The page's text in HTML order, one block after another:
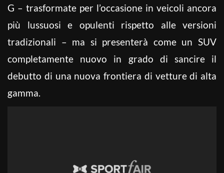
G – trasformate per l’occasione in veicoli ancora
più lussuosi e opulenti rispetto alle versioni
tradizionali – ma si presenterà come un SUV
completamente nuovo in grado di sancire il
debutto di una nuova frontiera di vetture di alta
gamma.